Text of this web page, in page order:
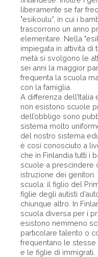
liberamente se far
"esikoulu”, in cui i
trascorrono un anno
elementare. Nella
impiegata in attività di
metà si svolgono le
sei anni la maggior
frequenta la scuola
con la famiglia.
A differenza dell’Italia
non esistono scuole
dell’obbligo sono
sistema molto
del nostro sistema
è così conosciuto a
che in Finlandia tutti i
scuole a prescindere
istruzione dei
scuola: il figlio del
figlie degli autisti
chiunque altro. In
scuola diversa per i
esistono nemmeno
particolare talento o
frequentano le
e le figlie di immigrati.